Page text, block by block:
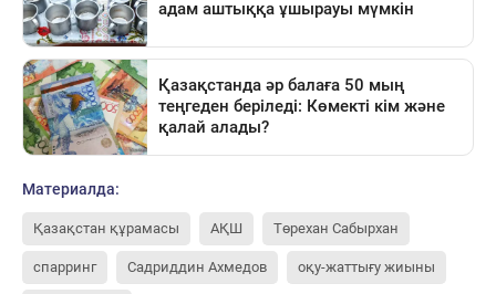
Материалда:
Қазақстан құрамасы АҚШ Төрехан Сабырхан
спарринг Садриддин Ахмедов оқу-жаттығу жиыны